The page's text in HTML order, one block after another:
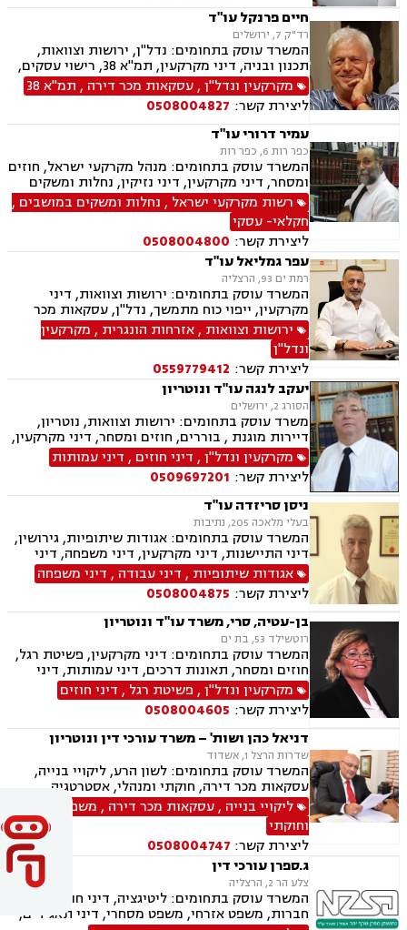
חיים פרנקל עו"ד
רד"ק 7, ירושלים
המשרד עוסק בתחומים: נדל"ן, ירושות וצוואות,
תכנון ובניה, דיני מקרקעין, תמ"א 38, רישוי עסקים,
קבוצות רכישה, פינוי בינוי, עסקאות מכר דירה, מנהל
מקרקעי ישראל, מיסוי נדל"ן, מגרשים לבניה, ליקויי
בנייה, ליווי עסקי, חלוקת רכוש, חוזים ומסחר, הסכמי
ממון, היטל השבחה, דיירות מוגנת וארנונה.
מקרקעין ונדל"ן,עסקאות מכר דירה , תמ"א 38
ליצירת קשר: 0508004827
עמיר דרורי עו"ד
כפר רות 6, כפר רות
המשרד עוסק בתחומים: מנהל מקרקעי ישראל, חוזים
ומסחר, דיני מקרקעין, דיני נזיקין, נחלות ומשקים
במושבים, פינוי מושכר, דיני תאגידים, תכנון ובניה,
חוקתי ומנהלי, חקלאי- עסקי, ליטיגציה, מושבים
וקיבוצים ומגרשים חקלאיים
רשות מקרקעי ישראל , נחלות ומשקים במושבים ,
חקלאי- עסקי
ליצירת קשר: 0508004800
עפר גמליאל עו"ד
רמת ים 93, הרצליה
המשרד עוסק בתחומים: ירושות וצוואות, דיני
מקרקעין, ייפוי כוח מתמשך, נדל"ן, עסקאות מכר
דירה, מיסוי נדל"ן, אזרחי מסחרי, נוטריון, דיני חוזים,
פינוי בינוי, קבוצות רכישה, מגרשים לבניה , הוצאה
לפועל
ירושות וצוואות ,אזרחות הונגרית , מקרקעין
ונדל"ן
ליצירת קשר: 0559779412
יעקב לנגה עו"ד ונוטריון
הסורג 2, ירושלים
משרד עוסק בתחומים: ירושות וצוואות, נוטריון,
דיירות מוגנת , בוררים, חוזים ומסחר, דיני מקרקעין,
דיני משפחה, דיני עבודה ודיני תאגידים.
מקרקעין ונדל"ן, דיני חוזים , דיני עמותות
ליצירת קשר: 0509697201
ניסן סריזדה עו"ד
בעלי מלאכה 205, נתיבות
המשרד עוסק בתחומים: אגודות שיתופיות, גירושין,
דיני התיישנות, דיני מקרקעין, דיני משפחה, דיני
נזיקין, דיני עבודה, תעבורה, נזקי גוף, משפט אזרחי,
חקלאי- עסקי, עובדים זרים, מושבים וקיבוצים,
משמורת, הוצאה לפועל, לשון הרע, מגרשים
חקלאיים, מגרשים לבניה, נחלות ומשקים במושבים,
תאונות דרכים ותאונות עבודה.
אגודות שיתופיות , דיני עבודה , דיני משפחה
ליצירת קשר: 0508004875
בן-עטיה, סרי, משרד עו"ד ונוטריון
רוטשילד 53, בת ים
המשרד עוסק בתחומים: דיני מקרקעין, פשיטת רגל,
חוזים ומסחר, תאונות דרכים, דיני עמותות, דיני
תאגידים, הסכמי ממון, חדלות פרעון, חוקתי ומנהלי,
ידועים בציבור, ירושות וצוואות, ליווי עסקי,
חלוקת רכוש, מגרשים לבניה , נדל"ן, נוטריון,
עסקאות מכר דירה, פינוי בינוי, פינוי מושכר, פירוקים
והקפאות הליכים, צווי הריסה, צווי מניעה, רשויות
מקומיות, רשות מקרקעי ישראל, תאונות עבודה,
תאונות עקב רשלנות, תאונות ספורט, תאונות
תלמידים, תכנון ובניה, ייפוי כוח מתשמך, גישור
ובוררויות
מקרקעין ונדל"ן, פשיטת רגל , דיני חוזים
ליצירת קשר: 0508004605
דניאל כהן ושות' – משרד עורכי דין ונוטריון
שדרות הרצל 1, אשדוד
המשרד עוסק בתחומים: לשון הרע, ליקויי בנייה,
עסקאות מכר דירה, חוקתי ומנהלי, אסטרטגיה
משפטית, דיני בחירות, דיני עמותות ונוטריון
ליקויי בנייה ,עסקאות מכר דירה , משפט מנהלי
וחוקתי
ליצירת קשר: 0508004747
ג.ספרן עורכי דין
צלע הר 2, הרצליה
המשרד עוסק בתחומים: ליטיגציה, דיני חוזים, דיני
חברות, משפט אזרחי, משפט מסחרי, דיני תאגידים,